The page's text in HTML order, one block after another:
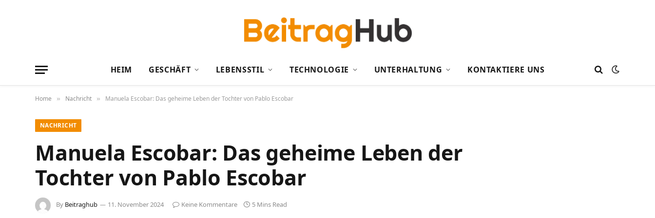
HEIM GESCHÄFT LEBENSSTIL TECHNOLOGIE UNTERHALTUNG KONTAKTIERE UNS
Home » Nachricht » Manuela Escobar: Das geheime Leben der Tochter von Pablo Escobar
NACHRICHT
Manuela Escobar: Das geheime Leben der
Tochter von Pablo Escobar
By Beitraghub 11. November 2024 Keine Kommentare 5 Mins Read